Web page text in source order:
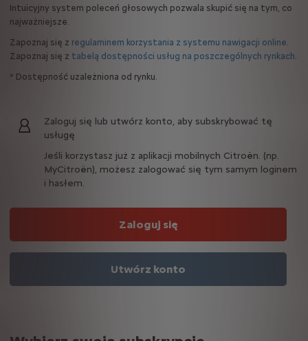
Intuicyjny system poleceń głosowych pozwala skupić się na tym, co
najważniejsze.
Zapoznaj się z regulaminem korzystania z systemu nawigacji online.
Zapoznaj się z tabelą dostępności usług na poszczególnych rynkach.
* Dostępność uzależniona od rynku.
Zaloguj się lub utwórz konto, aby subskrybować tę
usługę
Jeśli korzystasz już z aplikacji mobilnych Citroën. (np.
MyCitroën), możesz zalogować się tym samym loginem
i hasłem.
Zaloguj się
Utwórz konto